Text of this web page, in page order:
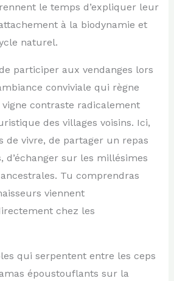
le temps d’expliquer leur
à la biodynamie et
naturel.
participer aux vendanges lors
conviviale qui règne
vigne contraste radicalement
des villages voisins. Ici,
de vivre, de partager un repas
d’échanger sur les millésimes
Tu comprendras
viennent
chez les
qui serpentent entre les ceps
époustouflants sur la